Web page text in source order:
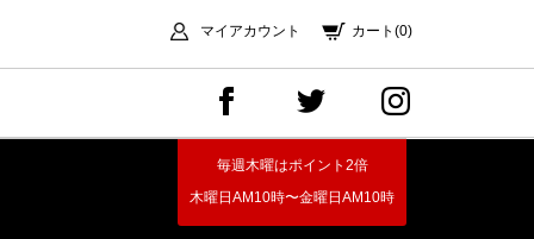
マイアカウント カート(0)
毎週木曜はポイント2倍
木曜日AM10時〜金曜日AM10時